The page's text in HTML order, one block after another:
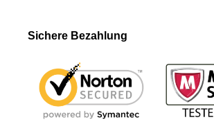
Sichere Bezahlung